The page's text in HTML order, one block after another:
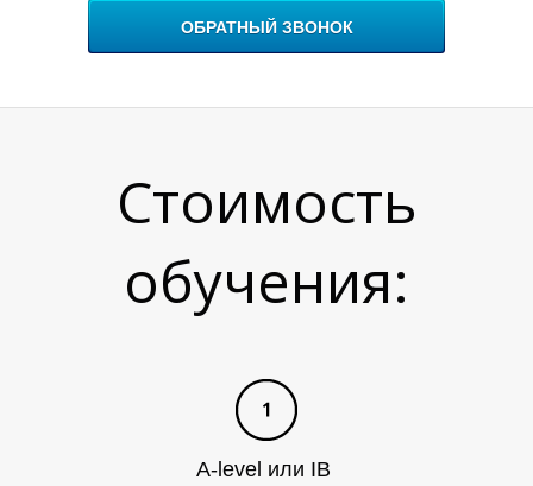
ОБРАТНЫЙ ЗВОНОК
Стоимость
обучения:
A-level или IB